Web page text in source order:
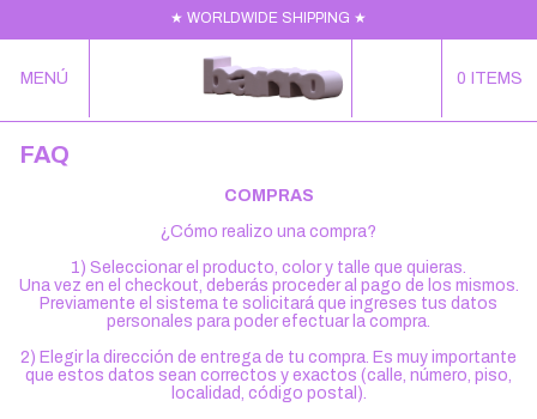
★ WORLDWIDE SHIPPING ★
MENÚ 0 ITEMS
FAQ
COMPRAS
¿Cómo realizo una compra?
1) Seleccionar el producto, color y talle que quieras.
Una vez en el checkout, deberás proceder al pago de los mismos.
Previamente el sistema te solicitará que ingreses tus datos
personales para poder efectuar la compra.
2) Elegir la dirección de entrega de tu compra. Es muy importante
que estos datos sean correctos y exactos (calle, número, piso,
localidad, código postal).